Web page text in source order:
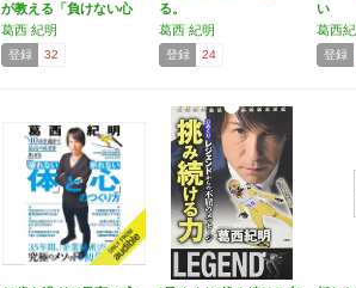
が教える「負けない心
と…
葛西 紀明
登録 32
る。
葛西 紀明
登録 24
い
葛西
登録